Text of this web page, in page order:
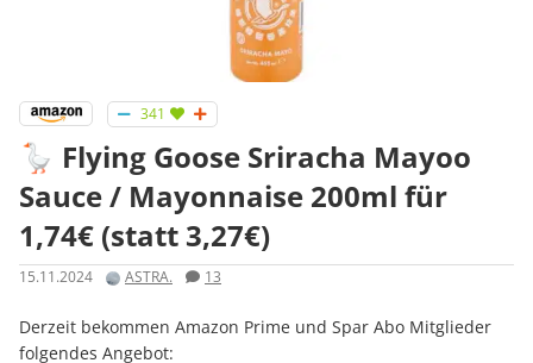
341
🪿 Flying Goose Sriracha Mayoo
Sauce / Mayonnaise 200ml für
1,74€ (statt 3,27€)
15.11.2024 ASTRA. 13
Derzeit bekommen Amazon Prime und Spar Abo Mitglieder
folgendes Angebot: